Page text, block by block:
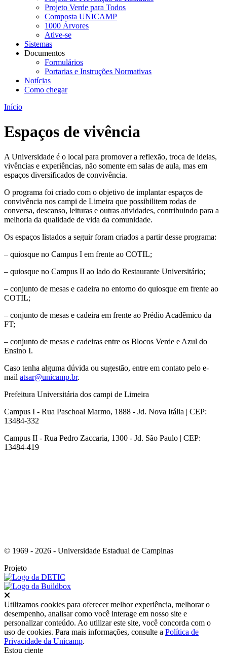
Projeto Verde para Todos
Composta UNICAMP
1000 Árvores
Ative-se
Sistemas
Documentos
Formulários
Portarias e Instruções Normativas
Notícias
Como chegar
Início
Espaços de vivência
A Universidade é o local para promover a reflexão, troca de ideias,
vivências e experiências, não somente em salas de aula, mas em
espaços diversificados de convivência.
O programa foi criado com o objetivo de implantar espaços de
convivência nos campi de Limeira que possibilitem rodas de
conversa, descanso, leituras e outras atividades, contribuindo para a
melhoria da qualidade de vida da comunidade.
Os espaços listados a seguir foram criados a partir desse programa:
– quiosque no Campus I em frente ao COTIL;
– quiosque no Campus II ao lado do Restaurante Universitário;
– conjunto de mesas e cadeira no entorno do quiosque em frente ao
COTIL;
– conjunto de mesas e cadeira em frente ao Prédio Acadêmico da
FT;
– conjunto de mesas e cadeiras entre os Blocos Verde e Azul do
Ensino I.
Caso tenha alguma dúvida ou sugestão, entre em contato pelo e-
mail atsar@unicamp.br.
Prefeitura Universitária dos campi de Limeira
Campus I - Rua Paschoal Marmo, 1888 - Jd. Nova Itália | CEP:
13484-332
Campus II - Rua Pedro Zaccaria, 1300 - Jd. São Paulo | CEP:
13484-419
© 1969 - 2026 - Universidade Estadual de Campinas
Projeto
Utilizamos cookies para oferecer melhor experiência, melhorar o
desempenho, analisar como você interage em nosso site e
personalizar conteúdo. Ao utilizar este site, você concorda com o
uso de cookies. Para mais informações, consulte a Política de
Privacidade da Unicamp.
Estou ciente